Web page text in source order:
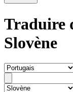
Traduire
Slovène